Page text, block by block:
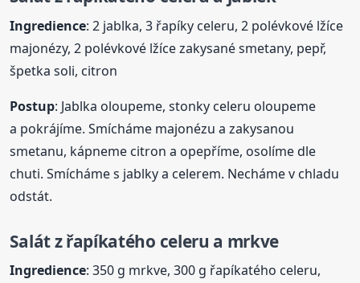
Ingredience: 2 jablka, 3 řapíky celeru, 2 polévkové lžíce
majonézy, 2 polévkové lžíce zakysané smetany, pepř,
špetka soli, citron
Postup: Jablka oloupeme, stonky celeru oloupeme
a pokrájíme. Smícháme majonézu a zakysanou
smetanu, kápneme citron a opepříme, osolíme dle
chuti. Smícháme s jablky a celerem. Necháme v chladu
odstát.
Salátz řapíkatého celeru a mrkve
Ingredience: 350 g mrkve, 300 g řapíkatého celeru,